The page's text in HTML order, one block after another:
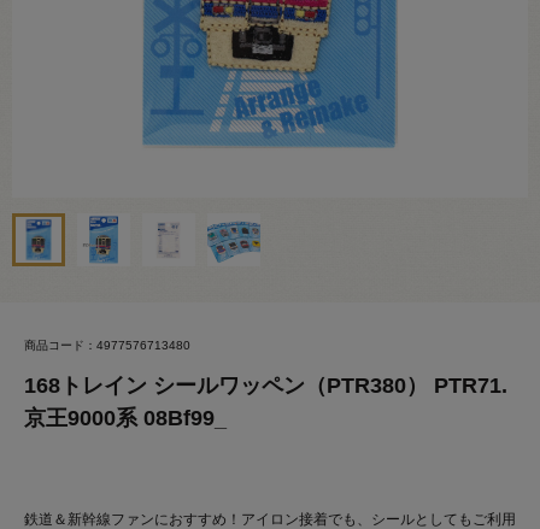
商品コード：4977576713480
168トレイン シールワッペン（PTR380） PTR71.
京王9000系 08Bf99_
鉄道＆新幹線ファンにおすすめ！アイロン接着でも、シールとしてもご利用